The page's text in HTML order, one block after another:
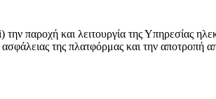
την παροχή και λειτουργία της Υπηρεσίας
της πλατφόρμας και την αποτροπή